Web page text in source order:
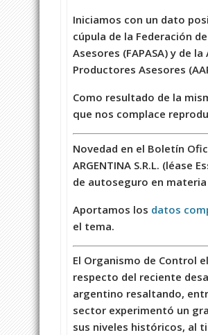
Iniciamos con un dato
cúpula de la Federación
Asesores (FAPASA) y de
Productores Asesores
Como resultado de la
que nos complace
Novedad en el Boletín
ARGENTINA S.R.L. (léase
de autoseguro en
Aportamos los datos
el tema.
El Organismo de Control
respecto del reciente
argentino resaltando,
sector experimentó un
sus niveles históricos, al